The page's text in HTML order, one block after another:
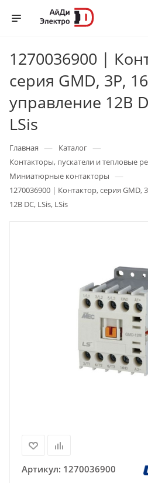
1270036900 |
серия GMD, 3P,
управление 12В
LSis
Главная — Каталог —
Контакторы, пускатели и тепловые
Миниатюрные контакторы —
1270036900 | Контактор, серия GMD,
12В DC, LSis, LSis
Артикул: 1270036900